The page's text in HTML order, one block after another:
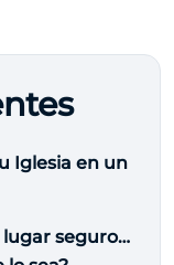
Iglesia en un
lugar seguro…